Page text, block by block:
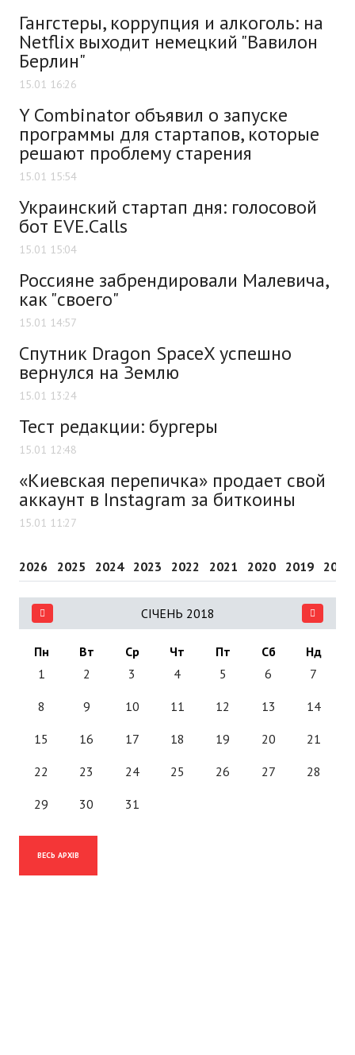
Гангстеры, коррупция и алкоголь: на
Netflix выходит немецкий "Вавилон
Берлин"
15.01 16:26
Y Combinator объявил о запуске
программы для стартапов, которые
решают проблему старения
15.01 15:54
Украинский стартап дня: голосовой
бот EVE.Calls
15.01 15:04
Россияне забрендировали Малевича,
как "своего"
15.01 14:57
Спутник Dragon SpaceX успешно
вернулся на Землю
15.01 13:24
Тест редакции: бургеры
15.01 12:48
«Киевская перепичка» продает свой
аккаунт в Instagram за биткоины
15.01 11:27
2026 2025 2024 2023 2022 2021 2020 2019 2018
СІЧЕНЬ 2018
Пн Вт Ср Чт Пт Сб
Нд
1
2 3 4 5 6 7
8 9 10 11 12 13 14
15 16 17 18 19 20 21
22 23 24 25 26 27 28
29 30 31
ВЕСЬ АРХІВ